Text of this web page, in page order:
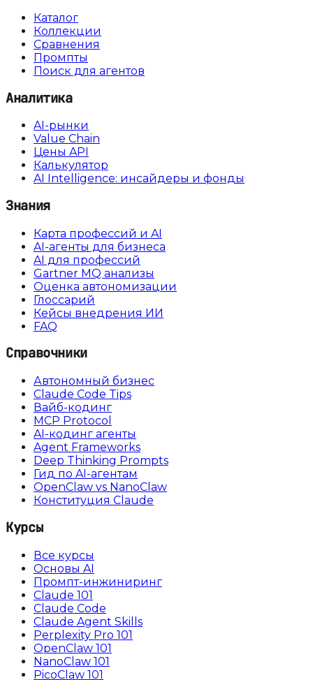
Каталог
Коллекции
Сравнения
Промпты
Поиск для агентов
Аналитика
AI-рынки
Value Chain
Цены API
Калькулятор
AI Intelligence: инсайдеры и фонды
Знания
Карта профессий и AI
AI-агенты для бизнеса
AI для профессий
Gartner MQ анализы
Оценка автономизации
Глоссарий
Кейсы внедрения ИИ
FAQ
Справочники
Автономный бизнес
Claude Code Tips
Вайб-кодинг
MCP Protocol
AI-кодинг агенты
Agent Frameworks
Deep Thinking Prompts
Гид по AI-агентам
OpenClaw vs NanoClaw
Конституция Claude
Курсы
Все курсы
Основы AI
Промпт-инжиниринг
Claude 101
Claude Code
Claude Agent Skills
Perplexity Pro 101
OpenClaw 101
NanoClaw 101
PicoClaw 101